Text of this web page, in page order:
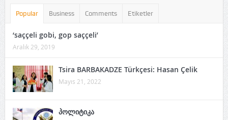
Popular Business Comments Etiketler
‘saççeli gobi, gop saççeli’
Aralık 29, 2019
Tsira BARBAKADZE Türkçesi: Hasan Çelik
Mayıs 21, 2022
პოლიტიკა